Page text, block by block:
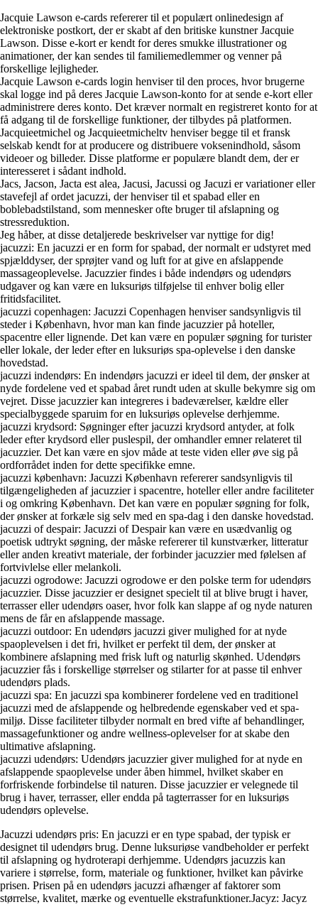
Jacquie Lawson e-cards refererer til et populært onlinedesign af
elektroniske postkort, der er skabt af den britiske kunstner Jacquie
Lawson. Disse e-kort er kendt for deres smukke illustrationer og
animationer, der kan sendes til familiemedlemmer og venner på
forskellige lejligheder.
Jacquie Lawson e-cards login henviser til den proces, hvor brugerne
skal logge ind på deres Jacquie Lawson-konto for at sende e-kort eller
administrere deres konto. Det kræver normalt en registreret konto for at
få adgang til de forskellige funktioner, der tilbydes på platformen.
Jacquieetmichel og Jacquieetmicheltv henviser begge til et fransk
selskab kendt for at producere og distribuere voksenindhold, såsom
videoer og billeder. Disse platforme er populære blandt dem, der er
interesseret i sådant indhold.
Jacs, Jacson, Jacta est alea, Jacusi, Jacussi og Jacuzi er variationer eller
stavefejl af ordet jacuzzi, der henviser til et spabad eller en
boblebadstilstand, som mennesker ofte bruger til afslapning og
stressreduktion.
Jeg håber, at disse detaljerede beskrivelser var nyttige for dig!
jacuzzi: En jacuzzi er en form for spabad, der normalt er udstyret med
spjælddyser, der sprøjter vand og luft for at give en afslappende
massageoplevelse. Jacuzzier findes i både indendørs og udendørs
udgaver og kan være en luksuriøs tilføjelse til enhver bolig eller
fritidsfacilitet.
jacuzzi copenhagen: Jacuzzi Copenhagen henviser sandsynligvis til
steder i København, hvor man kan finde jacuzzier på hoteller,
spacentre eller lignende. Det kan være en populær søgning for turister
eller lokale, der leder efter en luksuriøs spa-oplevelse i den danske
hovedstad.
jacuzzi indendørs: En indendørs jacuzzi er ideel til dem, der ønsker at
nyde fordelene ved et spabad året rundt uden at skulle bekymre sig om
vejret. Disse jacuzzier kan integreres i badeværelser, kældre eller
specialbyggede sparuim for en luksuriøs oplevelse derhjemme.
jacuzzi krydsord: Søgninger efter jacuzzi krydsord antyder, at folk
leder efter krydsord eller puslespil, der omhandler emner relateret til
jacuzzier. Det kan være en sjov måde at teste viden eller øve sig på
ordforrådet inden for dette specifikke emne.
jacuzzi københavn: Jacuzzi København refererer sandsynligvis til
tilgængeligheden af jacuzzier i spacentre, hoteller eller andre faciliteter
i og omkring København. Det kan være en populær søgning for folk,
der ønsker at forkæle sig selv med en spa-dag i den danske hovedstad.
jacuzzi of despair: Jacuzzi of Despair kan være en usædvanlig og
poetisk udtrykt søgning, der måske refererer til kunstværker, litteratur
eller anden kreativt materiale, der forbinder jacuzzier med følelsen af
fortvivlelse eller melankoli.
jacuzzi ogrodowe: Jacuzzi ogrodowe er den polske term for udendørs
jacuzzier. Disse jacuzzier er designet specielt til at blive brugt i haver,
terrasser eller udendørs oaser, hvor folk kan slappe af og nyde naturen
mens de får en afslappende massage.
jacuzzi outdoor: En udendørs jacuzzi giver mulighed for at nyde
spaoplevelsen i det fri, hvilket er perfekt til dem, der ønsker at
kombinere afslapning med frisk luft og naturlig skønhed. Udendørs
jacuzzier fås i forskellige størrelser og stilarter for at passe til enhver
udendørs plads.
jacuzzi spa: En jacuzzi spa kombinerer fordelene ved en traditionel
jacuzzi med de afslappende og helbredende egenskaber ved et spa-
miljø. Disse faciliteter tilbyder normalt en bred vifte af behandlinger,
massagefunktioner og andre wellness-oplevelser for at skabe den
ultimative afslapning.
jacuzzi udendørs: Udendørs jacuzzier giver mulighed for at nyde en
afslappende spaoplevelse under åben himmel, hvilket skaber en
forfriskende forbindelse til naturen. Disse jacuzzier er velegnede til
brug i haver, terrasser, eller endda på tagterrasser for en luksuriøs
udendørs oplevelse.
Jacuzzi udendørs pris: En jacuzzi er en type spabad, der typisk er
designet til udendørs brug. Denne luksuriøse vandbeholder er perfekt
til afslapning og hydroterapi derhjemme. Udendørs jacuzzis kan
variere i størrelse, form, materiale og funktioner, hvilket kan påvirke
prisen. Prisen på en udendørs jacuzzi afhænger af faktorer som
størrelse, kvalitet, mærke og eventuelle ekstrafunktioner.Jacyz: Jacyz